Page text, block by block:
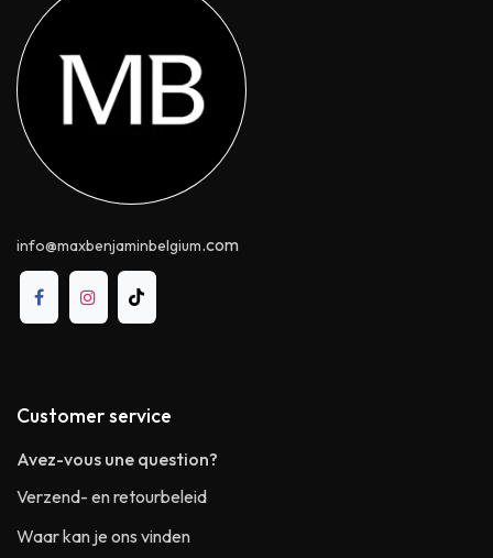
info@maxbenjaminbelgium.com
Customer service
Avez-vous une question?
Verzend- en retourbeleid
Waar kan je ons vinden